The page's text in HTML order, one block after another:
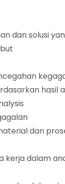
dan solusi
hasil
dan
kerja dalam